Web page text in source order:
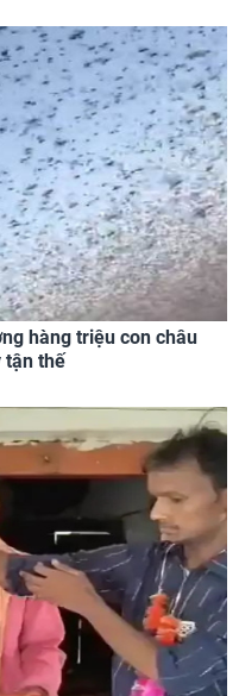
hàng triệu con châu
tận thế